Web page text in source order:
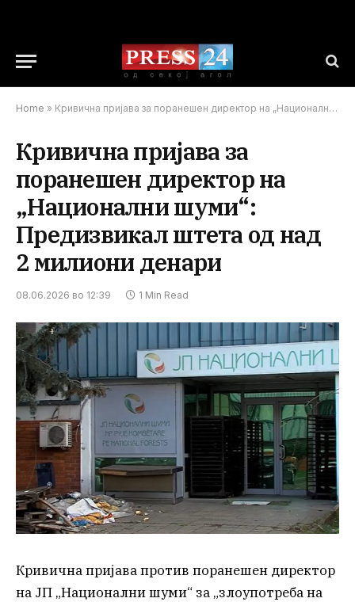
Home » Кривична пријава за поранешен директор на „Национални шуми“: Предизвикал штета од над 2 милиони денари
Кривична пријава за
поранешен директор на
„Национални шуми“:
Предизвикал штета од над
2 милиони денари
08.06.2026 во 12:39 1 Min Read
Кривична пријава против поранешен директор
на ЈП „Национални шуми“ за „злоупотреба на